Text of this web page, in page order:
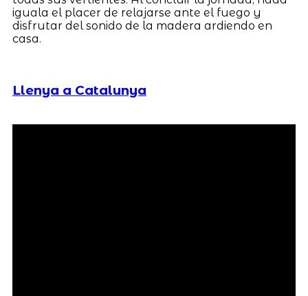
iguala el placer de relajarse ante el fuego y
disfrutar del sonido de la madera ardiendo en
casa.
Llenya a Catalunya